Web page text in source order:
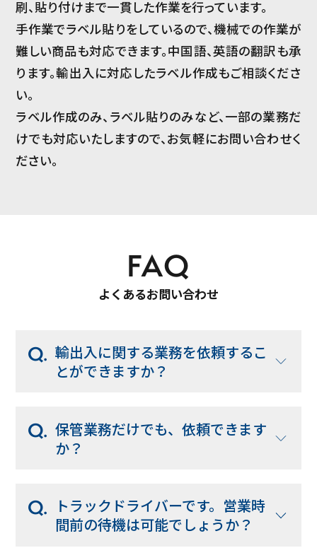
刷、貼り付けまで一貫した作業を行っています。
手作業でラベル貼りをしているので、機械での作業が
難しい商品も対応できます。中国語、英語の翻訳も承
ります。輸出入に対応したラベル作成もご相談くださ
い。
ラベル作成のみ、ラベル貼りのみなど、一部の業務だ
けでも対応いたしますので、お気軽にお問い合わせく
ださい。
FAQ
よくあるお問い合わせ
輸出入に関する業務を依頼するこ
とができますか？
保管業務だけでも、依頼できます
か？
トラックドライバーです。営業時
間前の待機は可能でしょうか？